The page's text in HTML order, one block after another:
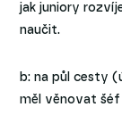
jak juniory
naučit.
b: na půl cesty
měl věnovat šéf